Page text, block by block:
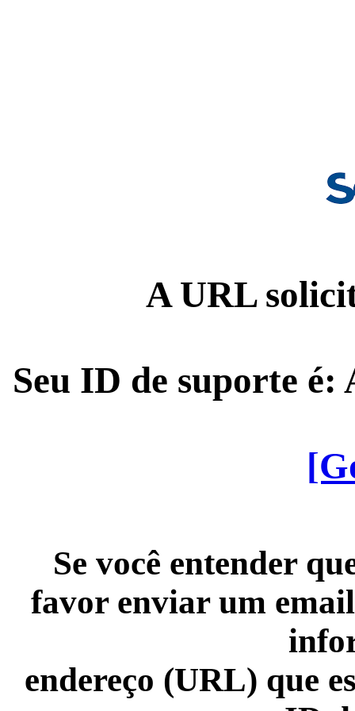
A URL
Seu ID de suporte é:
Se você entender
favor enviar um
endereço (URL) que